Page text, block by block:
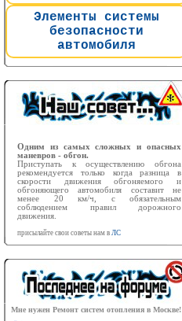
Элементы системы
безопасности
автомобиля
Одним из самых сложных и опасных
маневров - обгон.
Приступать к осуществлению обгона
рекомендуется только когда разница в
скорости движения обгоняемого и
обгоняющего автомобиля составит не
менее 20 км/ч, с обязательным
соблюдением правил дорожного
движения.
присылайте свои советы нам в ЛС
Мне нужен Ремонт систем отопления в Москве!